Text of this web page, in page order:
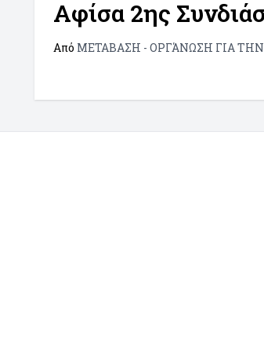
Αφίσα 2ης
Από ΜΕΤΑΒΑΣΗ - ΟΡΓΆΝΩΣΗ ΓΙΑ